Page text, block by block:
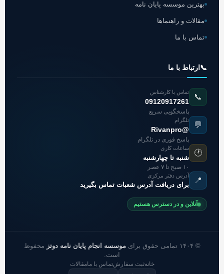
بهترین موسسه پایان نامه
مقالات و راهنماها
تماس با ما
📞 ارتباط با ما
📞
تماس با کارشناس
09120917261
پاسخگویی سریع
💬
تلگرام
@Rivanpro
پاسخ فوری در تلگرام
🕐
ساعات کاری
شنبه تا چهارشنبه
۱۰ صبح تا ۷ عصر
📍
آدرس دفتر مرکزی
برای دریافت آدرس شعبات تماس بگیرید
آنلاین و در دسترس هستیم
© ۱۴۰۴ تمامی حقوق برای موسسه انجام پایان نامه دوتز
محفوظ
است.
خانهثبت سفارشتماس با مامقالات